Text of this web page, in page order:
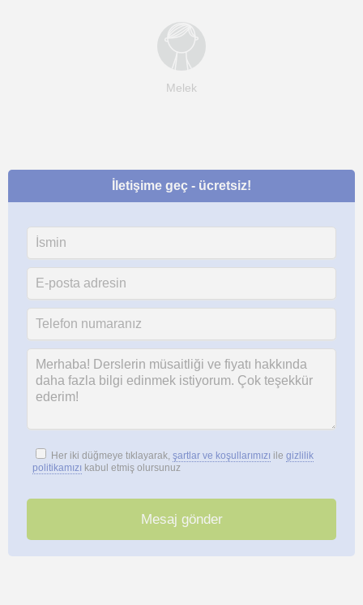
Melek
İletişime geç - ücretsiz!
Her iki düğmeye tıklayarak, şartlar ve koşullarımızı ile gizlilik
politikamızı kabul etmiş olursunuz